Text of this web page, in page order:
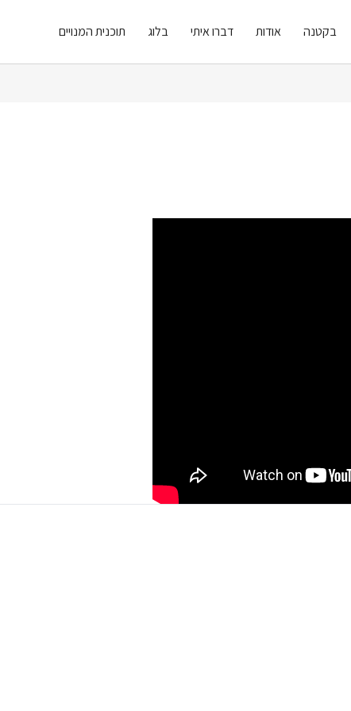
בקטנה אודות דברו איתי בלוג תוכנית המנויים